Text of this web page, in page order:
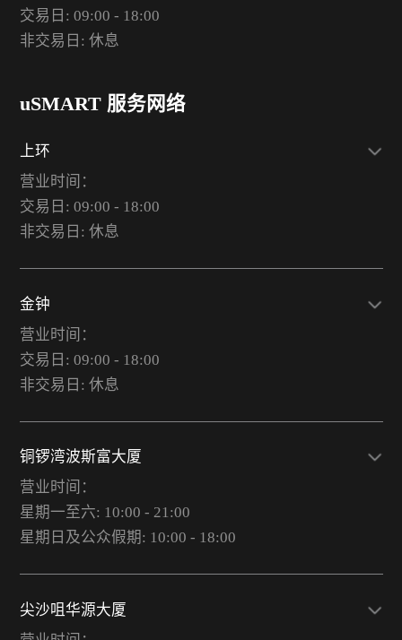
交易日: 09:00 - 18:00
非交易日: 休息
uSMART 服务网络
上环
营业时间：
交易日: 09:00 - 18:00
非交易日: 休息
金钟
营业时间：
交易日: 09:00 - 18:00
非交易日: 休息
铜锣湾波斯富大厦
营业时间：
星期一至六: 10:00 - 21:00
星期日及公众假期: 10:00 - 18:00
尖沙咀华源大厦